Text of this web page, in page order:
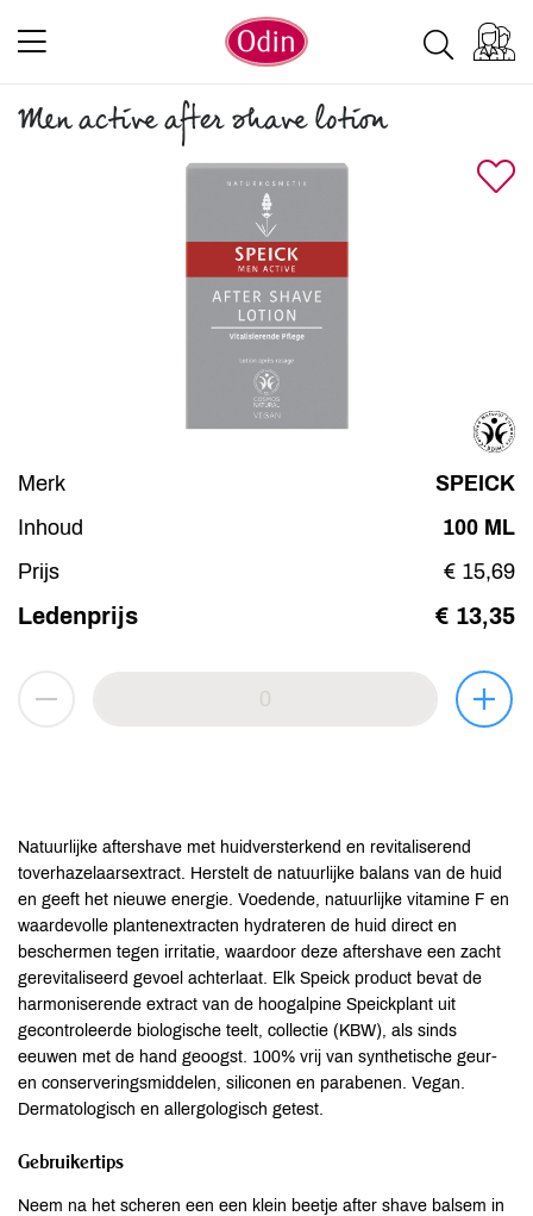
Men active after shave lotion
Merk
SPEICK
Inhoud
100 ML
Prijs
€ 15,69
Ledenprijs € 13,35
Natuurlijke aftershave met huidversterkend en revitaliserend
toverhazelaarsextract. Herstelt de natuurlijke balans van de huid
en geeft het nieuwe energie. Voedende, natuurlijke vitamine F en
waardevolle plantenextracten hydrateren de huid direct en
beschermen tegen irritatie, waardoor deze aftershave een zacht
gerevitaliseerd gevoel achterlaat. Elk Speick product bevat de
harmoniserende extract van de hoogalpine Speickplant uit
gecontroleerde biologische teelt, collectie (KBW), als sinds
eeuwen met de hand geoogst. 100% vrij van synthetische geur-
en conserveringsmiddelen, siliconen en parabenen. Vegan.
Dermatologisch en allergologisch getest.
Gebruikertips
Neem na het scheren een een klein beetje after shave balsem in